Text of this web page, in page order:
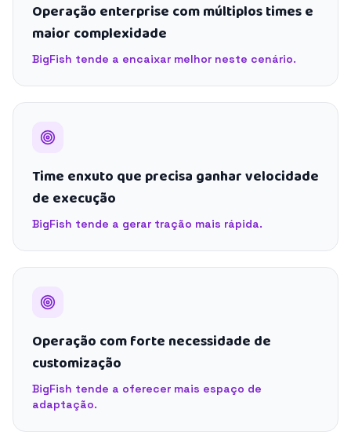
Operação enterprise com múltiplos times e
maior complexidade
BigFish tende a encaixar melhor neste cenário.
Time enxuto que precisa ganhar velocidade
de execução
BigFish tende a gerar tração mais rápida.
Operação com forte necessidade de
customização
BigFish tende a oferecer mais espaço de
adaptação.